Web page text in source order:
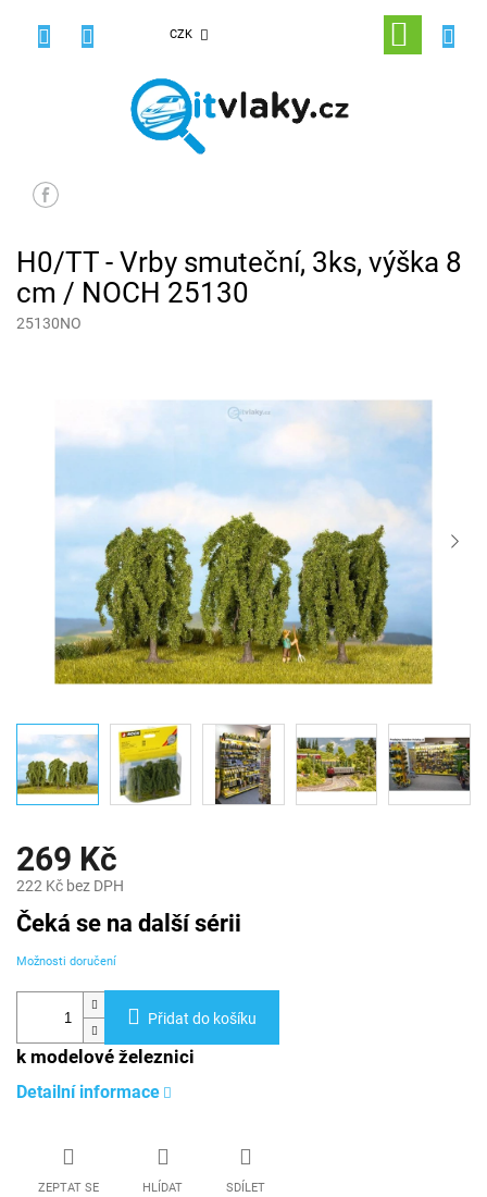
CZK
NÁKUPNÍ
KOŠÍK
H0/TT - Vrby smuteční, 3ks, výška 8
cm / NOCH 25130
25130NO
269 Kč
222 Kč bez DPH
Měrná
cena:
Čeká se na další sérii
Možnosti doručení
Přidat do košíku
k modelové železnici
Detailní informace
ZEPTAT SE HLÍDAT SDÍLET